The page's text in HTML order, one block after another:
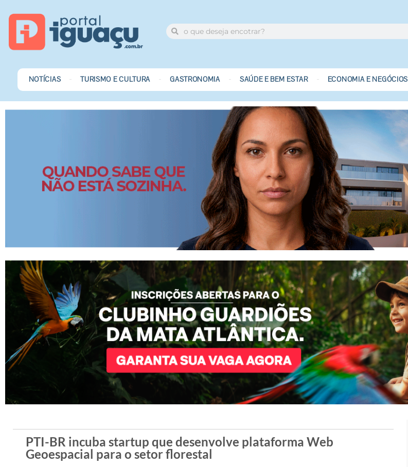
NOTÍCIAS TURISMO E CULTURA GASTRONOMIA SAÚDE E BEM ESTAR ECONOMIA E NEGÓCIOS
PTI-BR incuba startup que desenvolve plataforma Web
Geoespacial para o setor florestal